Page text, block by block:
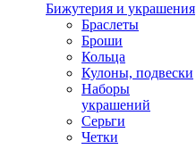
Бижутерия и украшения
Браслеты
Броши
Кольца
Кулоны, подвески
Наборы
украшений
Серьги
Четки